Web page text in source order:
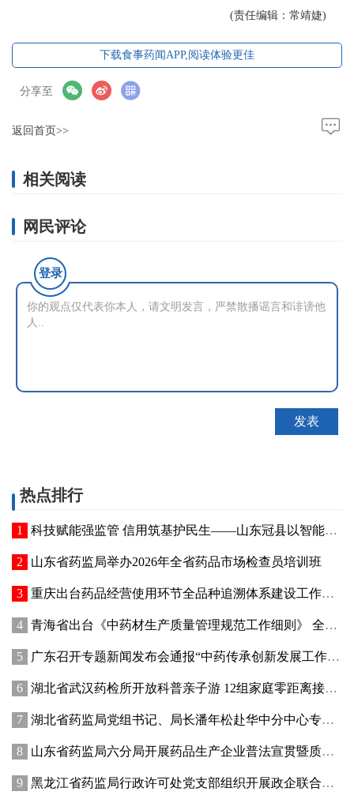
(责任编辑：常靖婕)
下载食事药闻APP,阅读体验更佳
分享至
返回首页>>
相关阅读
网民评论
登录
热点排行
科技赋能强监管 信用筑基护民生——山东冠县以智能管控提质“两定机构”医保服务能力
山东省药监局举办2026年全省药品市场检查员培训班
重庆出台药品经营使用环节全品种追溯体系建设工作方案
青海省出台《中药材生产质量管理规范工作细则》 全面强化中药材质量源头管控
广东召开专题新闻发布会通报“中药传承创新发展工作成效”
湖北省武汉药检所开放科普亲子游 12组家庭零距离接触药品检验
湖北省药监局党组书记、局长潘年松赴华中分中心专题调研全面从严治党工作 强调以高质量党建引领药监事业行稳致远
山东省药监局六分局开展药品生产企业普法宣贯暨质量管理提升座谈交流活动
黑龙江省药监局行政许可处党支部组织开展政企联合主题党日活动